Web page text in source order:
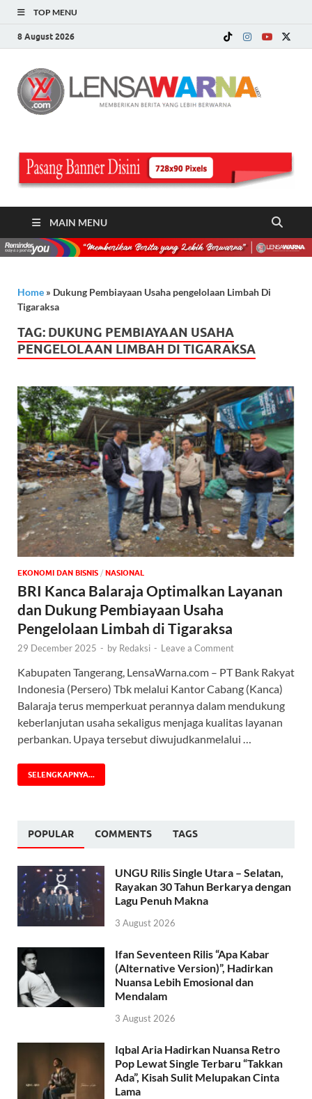
TOP MENU
8 August 2026
MAIN MENU
Home » Dukung Pembiayaan Usaha pengelolaan Limbah Di
Tigaraksa
TAG: DUKUNG PEMBIAYAAN USAHA
PENGELOLAAN LIMBAH DI TIGARAKSA
EKONOMI DAN BISNIS / NASIONAL
BRI Kanca Balaraja Optimalkan Layanan
dan Dukung Pembiayaan Usaha
Pengelolaan Limbah di Tigaraksa
29 December 2025 - by Redaksi - Leave a Comment
Kabupaten Tangerang, LensaWarna.com – PT Bank Rakyat
Indonesia (Persero) Tbk melalui Kantor Cabang (Kanca)
Balaraja terus memperkuat perannya dalam mendukung
keberlanjutan usaha sekaligus menjaga kualitas layanan
perbankan. Upaya tersebut diwujudkanmelalui …
SELENGKAPNYA...
POPULAR COMMENTS TAGS
UNGU Rilis Single Utara – Selatan,
Rayakan 30 Tahun Berkarya dengan
Lagu Penuh Makna
3 August 2026
Ifan Seventeen Rilis “Apa Kabar
(Alternative Version)”, Hadirkan
Nuansa Lebih Emosional dan
Mendalam
3 August 2026
Iqbal Aria Hadirkan Nuansa Retro
Pop Lewat Single Terbaru “Takkan
Ada”, Kisah Sulit Melupakan Cinta
Lama